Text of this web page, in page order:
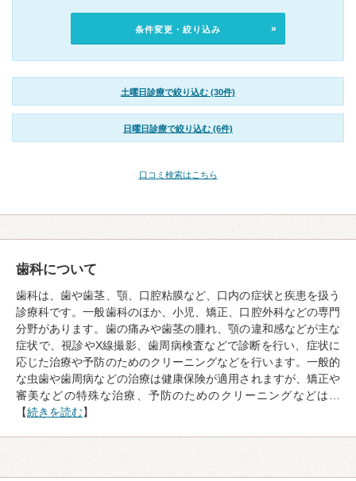
条件変更・絞り込み
土曜日診療で絞り込む (30件)
日曜日診療で絞り込む (6件)
口コミ検索はこちら
歯科について
歯科は、歯や歯茎、顎、口腔粘膜など、口内の症状と疾患を扱う
診療科です。一般歯科のほか、小児、矯正、口腔外科などの専門
分野があります。歯の痛みや歯茎の腫れ、顎の違和感などが主な
症状で、視診やX線撮影、歯周病検査などで診断を行い、症状に
応じた治療や予防のためのクリーニングなどを行います。一般的
な虫歯や歯周病などの治療は健康保険が適用されますが、矯正や
審美などの特殊な治療、予防のためのクリーニングなどは…
【続きを読む】